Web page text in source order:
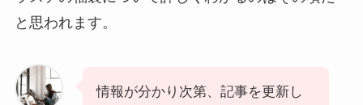
と思われます。
情報が分かり次第、記事を更新し